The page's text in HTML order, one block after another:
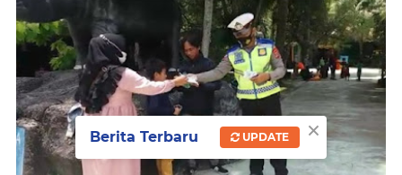
×
Berita Terbaru UPDATE